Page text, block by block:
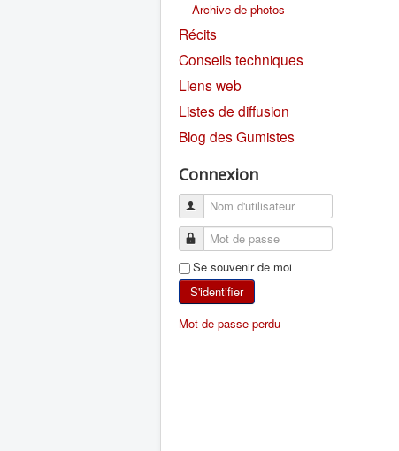
Archive de photos
Récits
Conseils techniques
Liens web
Listes de diffusion
Blog des Gumistes
Connexion
Se souvenir de moi
S'identifier
Mot de passe perdu